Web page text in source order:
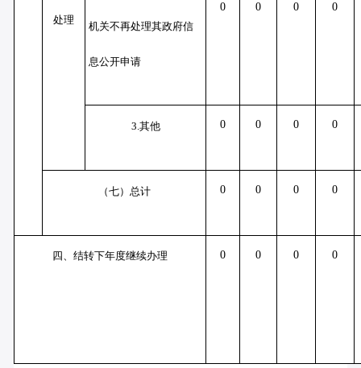
处理
机关不再处理其政府信
息公开申请
0 0 0 0
3.其他 0 0 0 0
（七）总计 0 0 0 0
四、结转下年度继续办理 0 0 0 0